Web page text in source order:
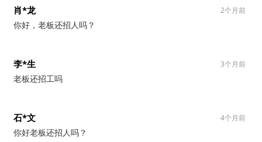
肖*龙
你好，老板还招人吗？
2个月前
李*生
老板还招工吗
3个月前
石*文
你好老板还招人吗？
4个月前